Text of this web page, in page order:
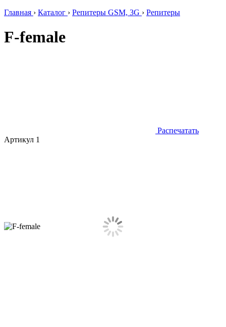
Главная › Каталог › Репитеры GSM, 3G › Репитеры
F-female
Распечатать
Артикул 1